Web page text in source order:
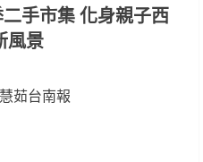
手市集 化身親子西
風景
茹台南報